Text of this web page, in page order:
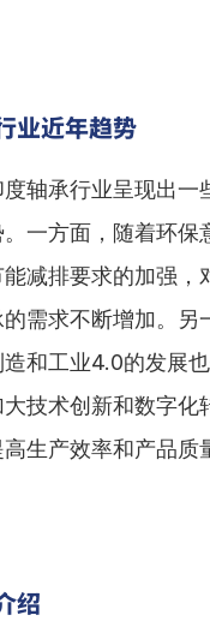
业近年趋势
轴承行业呈现出一
一方面，随着环保
减排要求的加强，
需求不断增加。另
和工业4.0的发展
技术创新和数字化
生产效率和产品质
绍